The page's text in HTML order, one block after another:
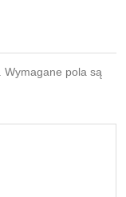
Wymagane pola są